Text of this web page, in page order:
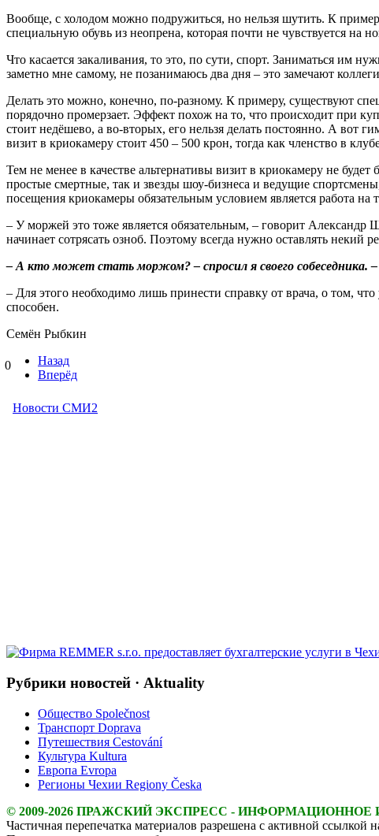
Вообще, с холодом можно подружиться, но нельзя шутить. К
специальную обувь из неопрена, которая почти не чувствуется
Что касается закаливания, то это, по сути, спорт. Заниматься им
заметно мне самому, не позанимаюсь два дня – это замечают
Делать это можно, конечно, по-разному. К примеру, существуют
порядочно промерзает. Эффект похож на то, что происходит при
стоит недёшево, а во-вторых, его нельзя делать постоянно. А вот
визит в криокамеру стоит 450 – 500 крон, тогда как членство в
Тем не менее в качестве альтернативы визит в криокамеру не
простые смертные, так и звезды шоу-бизнеса и ведущие
посещения криокамеры обязательным условием является работа
– У моржей это тоже является обязательным, – говорит Александр
начинает сотрясать озноб. Поэтому всегда нужно оставлять некий
– А кто может стать моржом? – спросил я своего собеседника.
– Для этого необходимо лишь принести справку от врача, о том,
способен.
Семён Рыбкин
0
Назад
Вперёд
Рубрики новостей · Aktuality
Общество Společnost
Транспорт Doprava
Путешествия Cestování
Культура Kultura
Европа Evropa
Регионы Чехии Regiony Česka
© 2009-2026 ПРАЖСКИЙ ЭКСПРЕСС - ИНФОРМАЦИОННОЕ
Частичная перепечатка материалов разрешена с активной ссылкой